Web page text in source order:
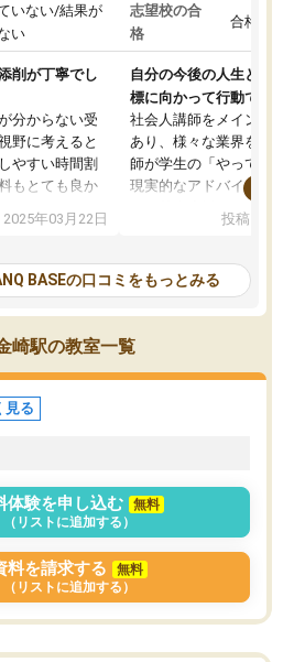
いない/結果が
い
削が丁寧でし
分からない受
野に考えると
やすい時間割
もとても良か
生が見ること
数人の大人に
のため多くの
より良いもの
。
接してくださ
かったで
年03月22日
志望校の合
格
合格した
自分の今後の人生と真剣
標に向かって行動できる
社会人講師をメインとし
あり、様々な業界を経験
師が学生の「やってみた
現実的なアドバイスを行
分野について学生知識
総合型選抜対策として志
接・小論文などの技術指
ション内容になっていま
選抜を通して将来自分が
を社会人として働いてい
標を見つける事が出来ま
投稿日：
BASEの口コミをもっとみる
崎駅の教室一覧
見る
体験を申し込む
無料
（リストに追加する）
料を請求する
無料
（リストに追加する）